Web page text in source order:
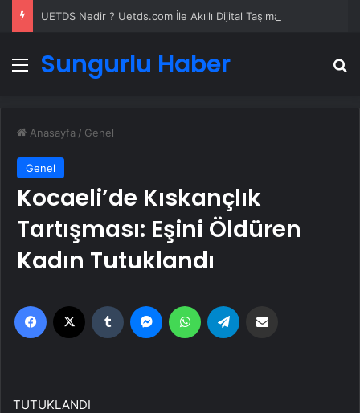
Menü
Sungurlu Haber
Anasayfa / Genel
Genel
Kocaeli’de Kıskançlık
Tartışması: Eşini Öldüren
Kadın Tutuklandı
Facebook Tumblr MessengerWhatsApp
TUTUKLANDI